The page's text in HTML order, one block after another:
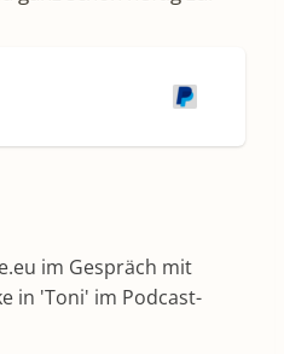
im Gespräch mit
in 'Toni' im Podcast-